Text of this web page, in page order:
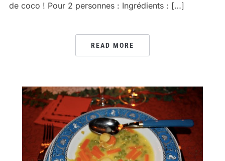
de coco ! Pour 2 personnes : Ingrédients : […]
READ MORE